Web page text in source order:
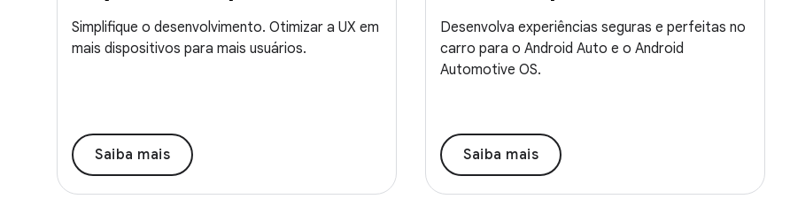
Simplifique o desenvolvimento. Otimizar a UX em
mais dispositivos para mais usuários.
Saiba mais
Desenvolva experiências seguras e perfeitas no
carro para o Android Auto e o Android
Automotive OS.
Saiba mais